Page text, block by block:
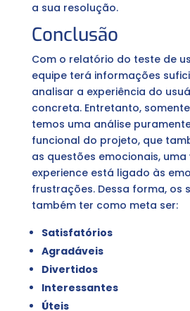
a sua resolução.
Conclusão
Com o relatório do teste de
equipe terá informações
analisar a experiência do
concreta. Entretanto,
temos uma análise
funcional do projeto, que
as questões emocionais, uma
experience está ligado às
frustrações. Dessa forma, os
também ter como meta ser:
Satisfatórios
Agradáveis
Divertidos
Interessantes
Úteis